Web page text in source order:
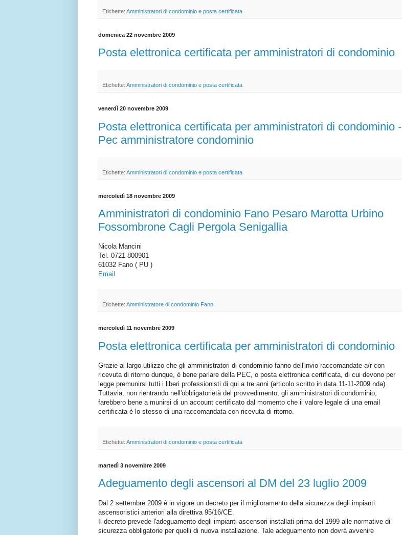
Etichette: Amministratori di condominio e posta certificata
domenica 22 novembre 2009
Posta elettronica certificata per amministratori di condominio
Etichette: Amministratori di condominio e posta certificata
venerdì 20 novembre 2009
Posta elettronica certificata per amministratori di condominio -
Pec amministratore condominio
Etichette: Amministratori di condominio e posta certificata
mercoledì 18 novembre 2009
Amministratori di condominio Fano Pesaro Marotta Urbino
Fossombrone Cagli Pergola Senigallia
Nicola Mancini
Tel. 0721 800901
61032 Fano ( PU )
Email
Etichette: Amministratore di condominio Fano
mercoledì 11 novembre 2009
Posta elettronica certificata per amministratori di condominio
Grazie al largo utilizzo che gli amministratori di condominio fanno dell'invio raccomandate a/r con
ricevuta di ritorno dunque, è bene parlare della PEC, o posta elettronica certificata, di cui devono per
legge premunirsi tutti i liberi professionisti di qui a tre anni (articolo scritto in data 11-11-2009 nda).
Tuttavia, non rientrando nell'obbligatorietà del provvedimento, gli amministratori di condominio,
farebbero bene a munirsi di un account certificato dal momento che il valore legale di una email
certificata è lo stesso di una raccomandata con ricevuta di ritorno.
Etichette: Amministratori di condominio e posta certificata
martedì 3 novembre 2009
Adeguamento degli ascensori al DM del 23 luglio 2009
Dal 2 settembre 2009 è in vigore un decreto per il miglioramento della sicurezza degli impianti
ascensoristici anteriori alla direttiva 95/16/CE.
Il decreto prevede l'adeguamento degli impianti ascensori installati prima del 1999 alle normative di
sicurezza obbligatorie per quelli di nuova installazione. Tale adeguamento non dovrà avvenire